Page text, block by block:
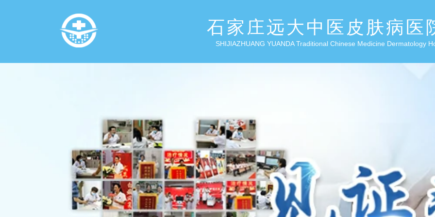
石家庄远大中医皮肤病医
SHIJIAZHUANG YUANDA Traditional Chinese Medicine Dermatology